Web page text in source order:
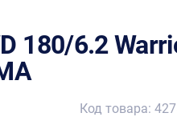
180/6.2
Код товара: